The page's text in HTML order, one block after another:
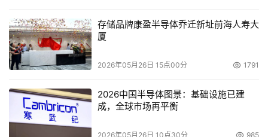
存储品牌康盈半导体乔迁新址前海人寿大
厦
2026年05月26日 15点00分 1791
2026中国半导体图景：基础设施已建
成，全球市场再平衡
2026年05月26日 10点30分 985